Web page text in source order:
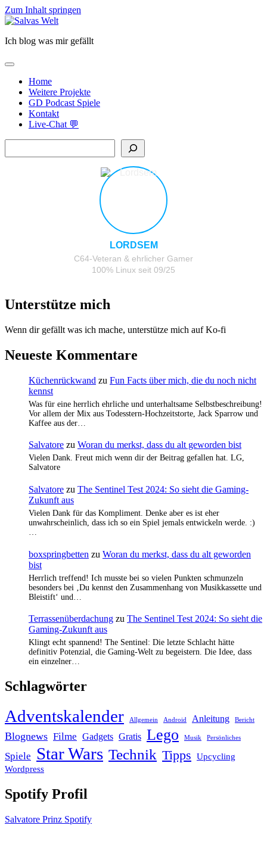
Zum Inhalt springen
Salvas
Ich blog was mir gefällt
open
primary
menu Home
Weitere Projekte
GD Podcast Spiele
Kontakt
Live-Chat 💬
LORDSEM
C64-Veteran & ehrlicher Gamer
100% Linux seit 09/25
Unterstütze mich
Wenn dir gefällt was ich mache, unterstütze mich auf Ko-fi
Neueste Kommentare
Küchenrückwand zu Fun Facts über mich, die du noch nicht
kennst
Was für eine herrlich ehrliche und unterhaltsame Selbstbeschreibung!
Vor allem der Mix aus Todesstern-Hochzeitstorte, Jack Sparrow und
Kaffee aus der…
Salvatore zu Woran du merkst, dass du alt geworden bist
Vielen Dank. Freut mich wenn dir der Beitrag gefallen hat. LG,
Salvatore
Salvatore zu The Sentinel Test 2024: So sieht die Gaming-
Zukunft aus
Vielen Dank für das Kompliment. Denke aber es ist eher
unwahrscheinlich, dass ich so ein Spiel jemals entwickeln werde. :)
boxspringbetten zu Woran du merkst, dass du alt geworden
bist
Herrlich treffend! Ich musste bei so vielen Punkten schmunzeln
besonders bei ‚Du kennst den Zusammenhang von Musikkassette und
Bleistift‘ und…
Terrassenüberdachung zu The Sentinel Test 2024: So sieht die
Gaming-Zukunft aus
Klingt echt spannend! The Sentinel: Die letzte Schlacht hätte
definitiv Potenzial, die Gaming-Welt zu begeistern. Die Idee, dass
ein einzelner…
Schlagwörter
Adventskalender Allgemein Android Anleitung Bericht
Blognews Filme Gadgets Gratis Lego Musik Persönliches
Spiele Star Wars Technik Tipps
Upcycling
Wordpress
Spotify Profil
Salvatore Prinz Spotify